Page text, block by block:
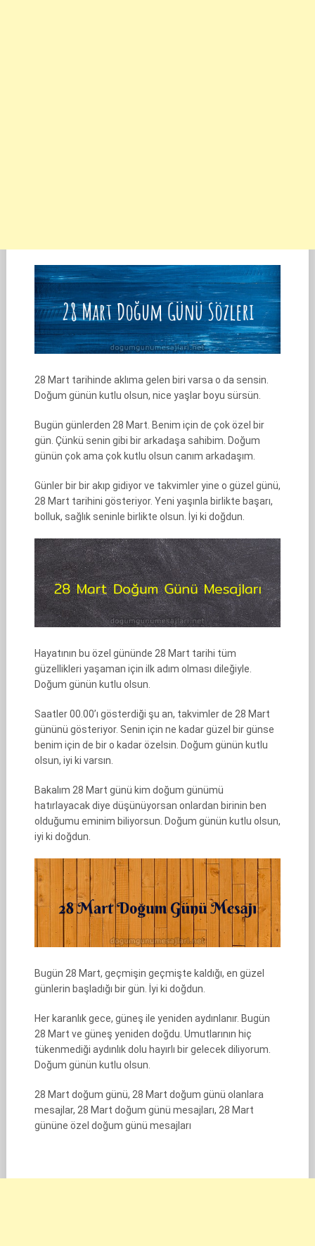
28 Mart tarihinde aklıma gelen biri varsa o da sensin.
Doğum günün kutlu olsun, nice yaşlar boyu sürsün.
Bugün günlerden 28 Mart. Benim için de çok özel bir
gün. Çünkü senin gibi bir arkadaşa sahibim. Doğum
günün çok ama çok kutlu olsun canım arkadaşım.
Günler bir bir akıp gidiyor ve takvimler yine o güzel günü,
28 Mart tarihini gösteriyor. Yeni yaşınla birlikte başarı,
bolluk, sağlık seninle birlikte olsun. İyi ki doğdun.
Hayatının bu özel gününde 28 Mart tarihi tüm
güzellikleri yaşaman için ilk adım olması dileğiyle.
Doğum günün kutlu olsun.
Saatler 00.00’ı gösterdiği şu an, takvimler de 28 Mart
gününü gösteriyor. Senin için ne kadar güzel bir günse
benim için de bir o kadar özelsin. Doğum günün kutlu
olsun, iyi ki varsın.
Bakalım 28 Mart günü kim doğum günümü
hatırlayacak diye düşünüyorsan onlardan birinin ben
olduğumu eminim biliyorsun. Doğum günün kutlu olsun,
iyi ki doğdun.
Bugün 28 Mart, geçmişin geçmişte kaldığı, en güzel
günlerin başladığı bir gün. İyi ki doğdun.
Her karanlık gece, güneş ile yeniden aydınlanır. Bugün
28 Mart ve güneş yeniden doğdu. Umutlarının hiç
tükenmediği aydınlık dolu hayırlı bir gelecek diliyorum.
Doğum günün kutlu olsun.
28 Mart doğum günü, 28 Mart doğum günü olanlara
mesajlar, 28 Mart doğum günü mesajları, 28 Mart
gününe özel doğum günü mesajları